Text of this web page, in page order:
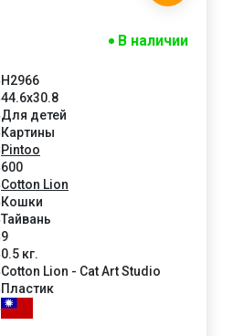
В наличии
Н2966
44.6x30.8
Для детей
Картины
Pintoo
600
Cotton Lion
Кошки
Тайвань
9
0.5 кг.
Cotton Lion - Cat Art Studio
Пластик